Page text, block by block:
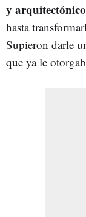
y arquitectónico
hasta
Supieron darle
que ya le